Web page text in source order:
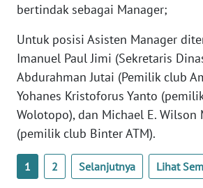
bertindak sebagai Manager;
Untuk posisi Asisten Manager
Imanuel Paul Jimi (Sekretaris
Abdurahman Jutai (Pemilik club
Yohanes Kristoforus Yanto
Wolotopo), dan Michael E. Wilson
(pemilik club Binter ATM).
1 2 Selanjutnya Lihat
SUMBAR
WN
WN
BENGKULU
WN